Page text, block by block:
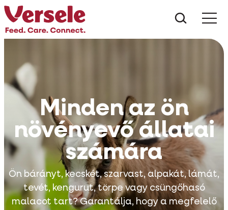
Minden az ön
növényevő állatai
számára
Ön bárányt, kecskét, szarvast, alpakát, lámát,
tevét, kengurut, törpe vagy csüngőhasó
malacot tart? Garantálja, hogy a megfelelő